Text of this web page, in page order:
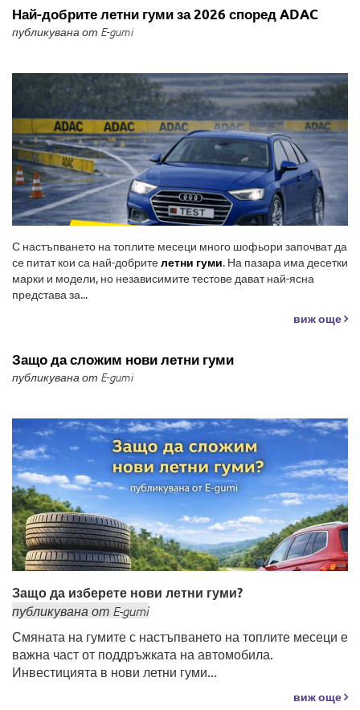
Най-добрите летни гуми за 2026 според ADAC
публикувана от E-gumi
С настъпването на топлите месеци много шофьори започват да
се питат кои са най-добрителетни гуми. На пазара има десетки
марки и модели, но независимите тестове дават най-ясна
представа за...
виж още
Защо да сложим нови летни гуми
публикувана от E-gumi
Защо да изберете нови летни гуми?
публикувана от E-gumi
Смяната на гумите с настъпването на топлите месеци е
важна част от поддръжката на автомобила.
Инвестицията в нови летни гуми...
виж още